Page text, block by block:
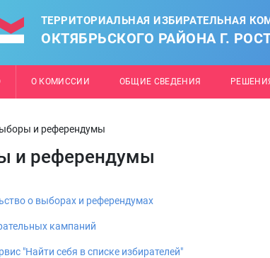
ТЕРРИТОРИАЛЬНАЯ ИЗБИРАТЕЛЬНАЯ
ОКТЯБРЬСКОГО РАЙОНА Г.
О КОМИССИИ ОБЩИЕ СВЕДЕНИЯ
и референдумы
и референдумы
о выборах и референдумах
кампаний
"Найти себя в списке избирателей"